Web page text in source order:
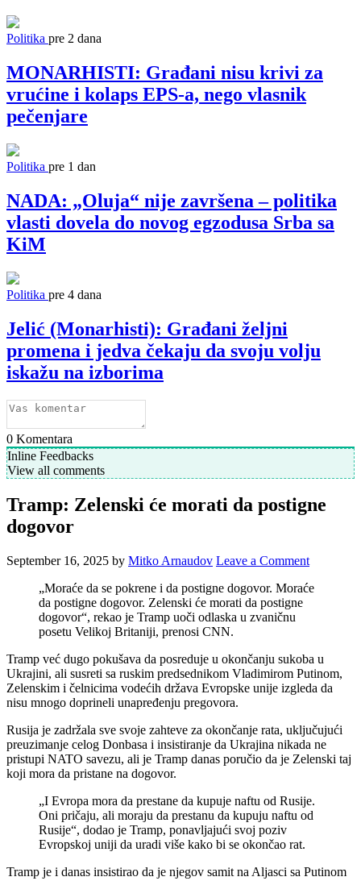
Politika pre 2 dana
MONARHISTI: Građani nisu krivi za
vrućine i kolaps EPS-a, nego vlasnik
pečenjare
Politika pre 1 dan
NADA: „Oluja“ nije završena – politika
vlasti dovela do novog egzodusa Srba sa
KiM
Politika pre 4 dana
Jelić (Monarhisti): Građani željni
promena i jedva čekaju da svoju volju
iskažu na izborima
0 Komentara
Inline Feedbacks
View all comments
Tramp: Zelenski će morati da postigne
dogovor
September 16, 2025 by Mitko Arnaudov Leave a Comment
„Moraće da se pokrene i da postigne dogovor. Moraće
da postigne dogovor. Zelenski će morati da postigne
dogovor“, rekao je Tramp uoči odlaska u zvaničnu
posetu Velikoj Britaniji, prenosi CNN.
Tramp već dugo pokušava da posreduje u okončanju sukoba u
Ukrajini, ali susreti sa ruskim predsednikom Vladimirom Putinom,
Zelenskim i čelnicima vodećih država Evropske unije izgleda da
nisu mnogo doprineli unapređenju pregovora.
Rusija je zadržala sve svoje zahteve za okončanje rata, uključujući
preuzimanje celog Donbasa i insistiranje da Ukrajina nikada ne
pristupi NATO savezu, ali je Tramp danas poručio da je Zelenski taj
koji mora da pristane na dogovor.
„I Evropa mora da prestane da kupuje naftu od Rusije.
Oni pričaju, ali moraju da prestanu da kupuju naftu od
Rusije“, dodao je Tramp, ponavljajući svoj poziv
Evropskoj uniji da uradi više kako bi se okončao rat.
Tramp je i danas insistirao da je njegov samit na Aljasci sa Putinom